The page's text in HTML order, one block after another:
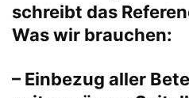
schreibt das
Was wir brauchen:
– Einbezug aller